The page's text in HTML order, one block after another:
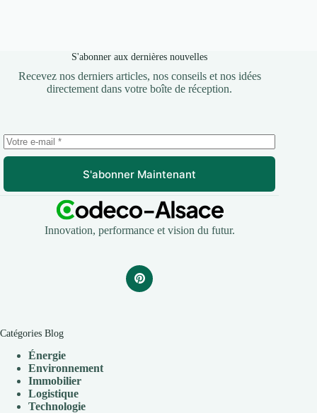
S'abonner aux dernières nouvelles
Recevez nos derniers articles, nos conseils et nos idées
directement dans votre boîte de réception.
S'abonner Maintenant
Innovation, performance et vision du futur.
Catégories Blog
Énergie
Environnement
Immobilier
Logistique
Technologie